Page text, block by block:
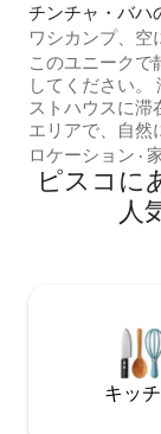
チンチャ・バハ
ワシカンプ、空
このユニークで
してください。
ストハウスに滞
エリアで、自然
鳥のいるラグー
ル（徒歩約4分
の美しいビー
備されていま
日持参してくだ
ロケーション ·
ピスコに
人
キッ